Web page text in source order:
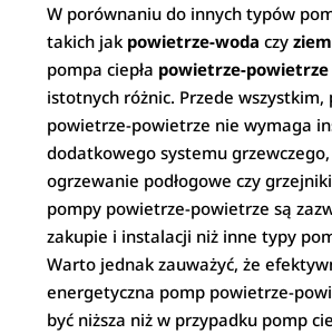
W porównaniu do innych typów
takich jak powietrze-woda czy
pompa ciepła powietrze-powietrze
istotnych różnic. Przede wszystkim,
powietrze-powietrze nie wymaga
dodatkowego systemu
ogrzewanie podłogowe czy
pompy powietrze-powietrze są
zakupie i instalacji niż inne typy
Warto jednak zauważyć, że
energetyczna pomp powietrze-
być niższa niż w przypadku pomp